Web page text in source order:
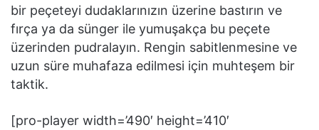
bir peçeteyi dudaklarınızın üzerine bastırın ve
fırça ya da sünger ile yumuşakça bu peçete
üzerinden pudralayın. Rengin sabitlenmesine ve
uzun süre muhafaza edilmesi için muhteşem bir
taktik.
[pro-player width=’490′ height=’410′